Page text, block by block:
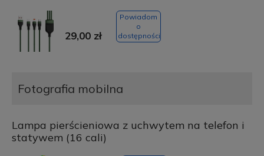
29,00 zł
Powiadom
o
dostępności
Fotografia mobilna
Lampa pierścieniowa z uchwytem na telefon i
statywem (16 cali)